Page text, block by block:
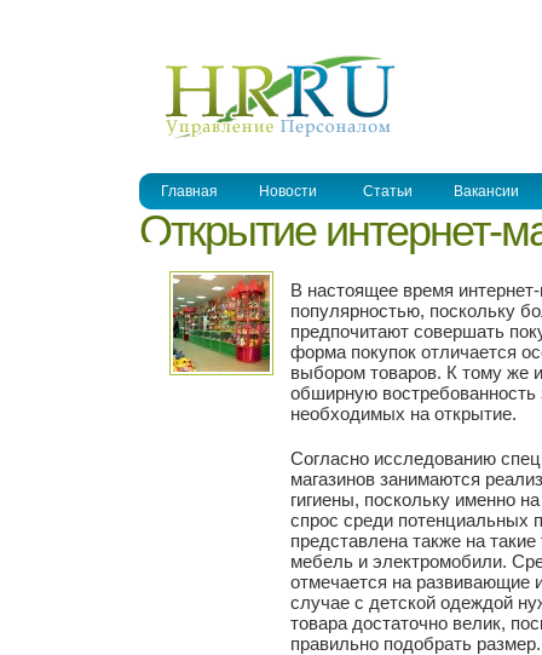
Главная Новости Статьи Вакансии
Открытие интернет-
В настоящее время
популярностью, поскольку
предпочитают совершать
форма покупок отличается
выбором товаров. К тому же
обширную
необходимых на открытие.
Согласно исследованию
магазинов занимаются
гигиены, поскольку именно
спрос среди потенциальных
представлена также на
мебель и электромобили.
отмечается на развивающие
случае с детской одеждой
товара достаточно велик,
правильно подобрать размер.